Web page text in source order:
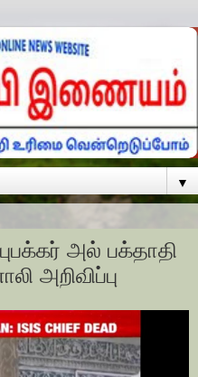
▼
அல் பக்தாதி
அறிவிப்பு